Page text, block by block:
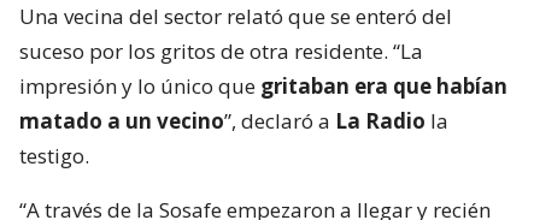
Una vecina del sector relató que se enteró del
suceso por los gritos de otra residente. “La
impresión y lo único que gritaban era que habían
matado a un vecino”, declaró a La Radio la
testigo.
“A través de la Sosafe empezaron a llegar y recién